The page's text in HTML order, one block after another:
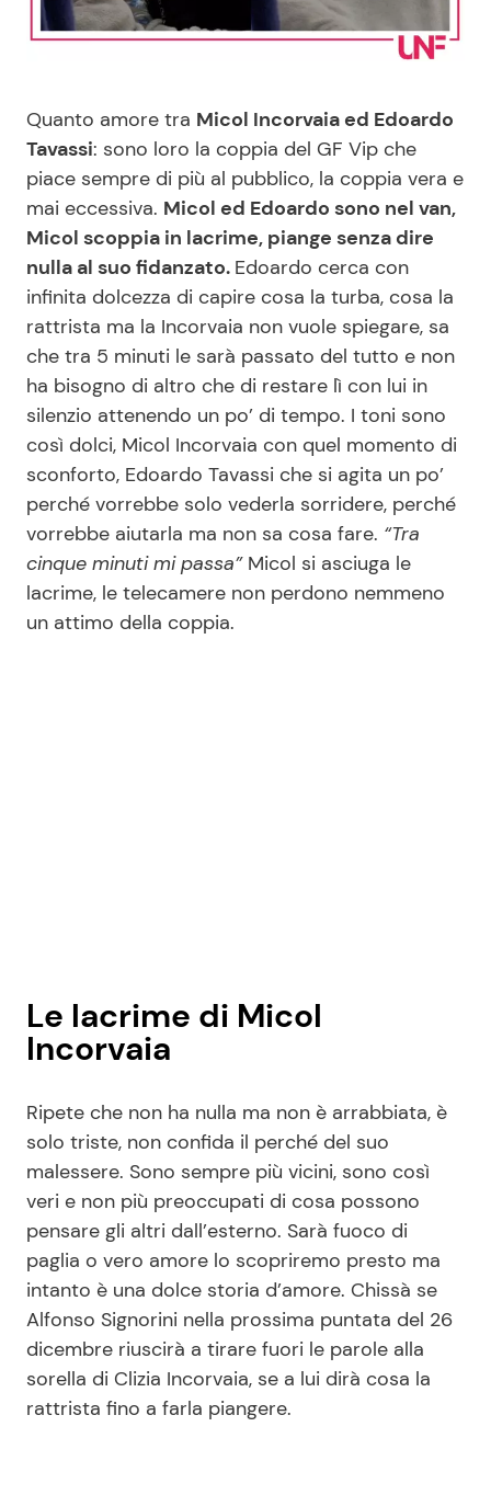
Casa
Moda e Style
Mondo Mamma
News benessere
Salute
Viaggi e Turismo
Festività
Cucina e Ricette
Consigli di Cucina
Dolci
Le Ricette in TV
Primi Piatti
Ricette Facili e Veloci
Ricette Feste
Ricette per Bambini
Seguici
Quanto amore tra Micol Incorvaia ed Edoardo
Tavassi: sono loro la coppia del GF Vip che
piace sempre di più al pubblico, la coppia vera e
mai eccessiva. Micol ed Edoardo sono nel van,
Micol scoppia in lacrime, piange senza dire
nulla al suo fidanzato. Edoardo cerca con
infinita dolcezza di capire cosa la turba, cosa la
rattrista ma la Incorvaia non vuole spiegare, sa
che tra 5 minuti le sarà passato del tutto e non
ha bisogno di altro che di restare lì con lui in
silenzio attenendo un po’ di tempo. I toni sono
così dolci, Micol Incorvaia con quel momento di
sconforto, Edoardo Tavassi che si agita un po’
perché vorrebbe solo vederla sorridere, perché
vorrebbe aiutarla ma non sa cosa fare. “Tra
cinque minuti mi passa”Micol si asciuga le
lacrime, le telecamere non perdono nemmeno
un attimo della coppia.
Le lacrime di Micol
Incorvaia
Ripete che non ha nulla ma non è arrabbiata, è
solo triste, non confida il perché del suo
malessere. Sono sempre più vicini, sono così
veri e non più preoccupati di cosa possono
pensare gli altri dall’esterno. Sarà fuoco di
paglia o vero amore lo scopriremo presto ma
intanto è una dolce storia d’amore. Chissà se
Alfonso Signorini nella prossima puntata del 26
dicembre riuscirà a tirare fuori le parole alla
sorella di Clizia Incorvaia, se a lui dirà cosa la
rattrista fino a farla piangere.